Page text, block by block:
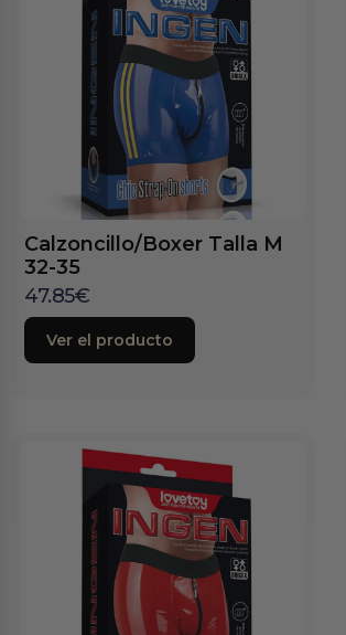
Calzoncillo/Boxer Talla M
32-35
47.85€
Ver el producto